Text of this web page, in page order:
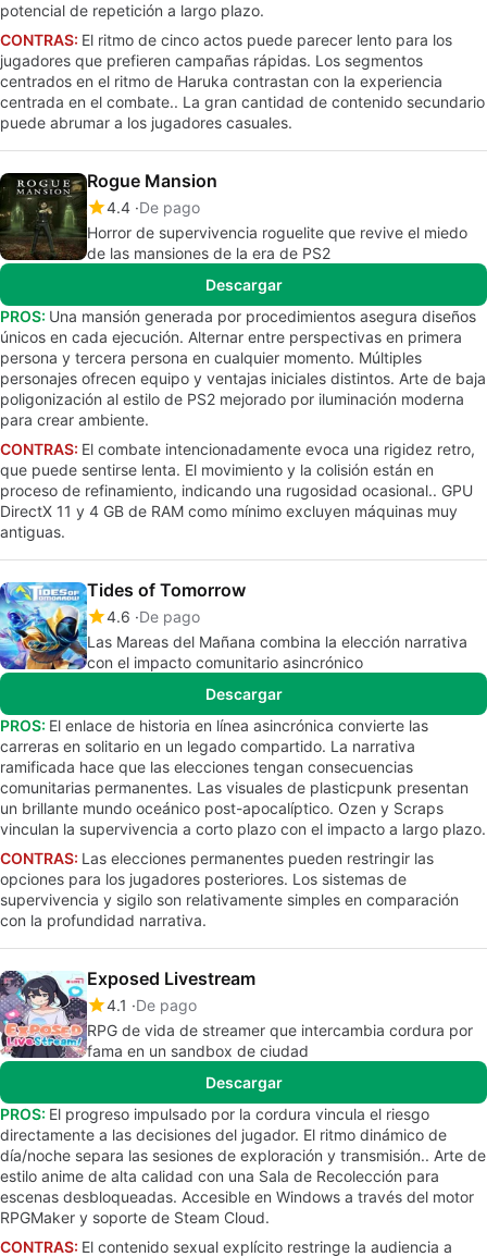
potencial de repetición a largo plazo.
CONTRAS: El ritmo de cinco actos puede parecer lento para los
jugadores que prefieren campañas rápidas. Los segmentos
centrados en el ritmo de Haruka contrastan con la experiencia
centrada en el combate.. La gran cantidad de contenido secundario
puede abrumar a los jugadores casuales.
Rogue Mansion
4.4 De pago
Horror de supervivencia roguelite que revive el miedo
de las mansiones de la era de PS2
Descargar
PROS: Una mansión generada por procedimientos asegura diseños
únicos en cada ejecución. Alternar entre perspectivas en primera
persona y tercera persona en cualquier momento. Múltiples
personajes ofrecen equipo y ventajas iniciales distintos. Arte de baja
poligonización al estilo de PS2 mejorado por iluminación moderna
para crear ambiente.
CONTRAS: El combate intencionadamente evoca una rigidez retro,
que puede sentirse lenta. El movimiento y la colisión están en
proceso de refinamiento, indicando una rugosidad ocasional.. GPU
DirectX 11 y 4 GB de RAM como mínimo excluyen máquinas muy
antiguas.
Tides of Tomorrow
4.6 De pago
Las Mareas del Mañana combina la elección narrativa
con el impacto comunitario asincrónico
Descargar
PROS: El enlace de historia en línea asincrónica convierte las
carreras en solitario en un legado compartido. La narrativa
ramificada hace que las elecciones tengan consecuencias
comunitarias permanentes. Las visuales de plasticpunk presentan
un brillante mundo oceánico post-apocalíptico. Ozen y Scraps
vinculan la supervivencia a corto plazo con el impacto a largo plazo.
CONTRAS: Las elecciones permanentes pueden restringir las
opciones para los jugadores posteriores. Los sistemas de
supervivencia y sigilo son relativamente simples en comparación
con la profundidad narrativa.
Exposed Livestream
4.1
De pago
RPG de vida de streamer que intercambia cordura por
fama en un sandbox de ciudad
Descargar
PROS: El progreso impulsado por la cordura vincula el riesgo
directamente a las decisiones del jugador. El ritmo dinámico de
día/noche separa las sesiones de exploración y transmisión.. Arte de
estilo anime de alta calidad con una Sala de Recolección para
escenas desbloqueadas. Accesible en Windows a través del motor
RPGMaker y soporte de Steam Cloud.
CONTRAS: El contenido sexual explícito restringe la audiencia a